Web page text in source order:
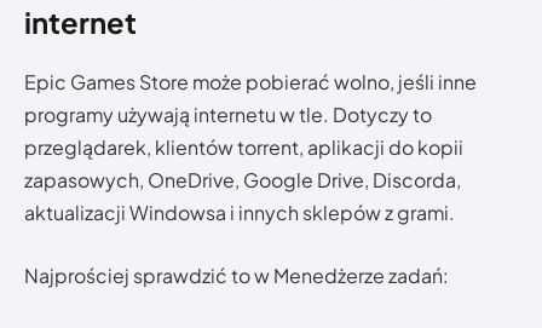
internet
Epic Games Store może pobierać wolno, jeśli inne
programy używają internetu w tle. Dotyczy to
przeglądarek, klientów torrent, aplikacji do kopii
zapasowych, OneDrive, Google Drive, Discorda,
aktualizacji Windowsa i innych sklepów z grami.
Najprościej sprawdzić to w Menedżerze zadań: